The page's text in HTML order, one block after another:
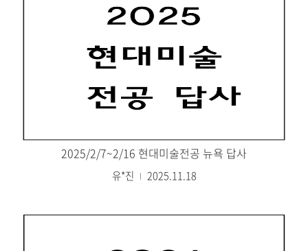
2025/2/7~2/16 현대미술전공 뉴욕 답사
유*진 2025.11.18